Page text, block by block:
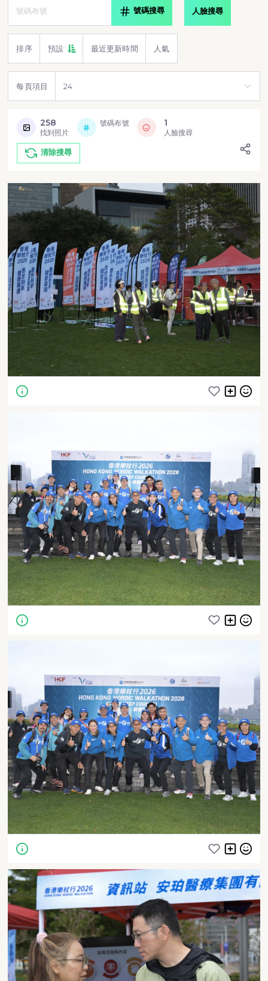
號碼搜尋 人臉搜尋
排序 預設 最近更新時間 人氣
每頁項目
258
找到照片
號碼布號 1
人臉搜尋
清除搜尋